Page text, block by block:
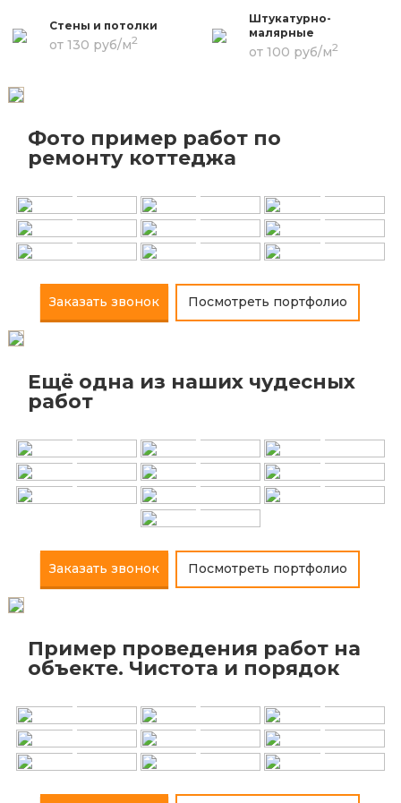
Стены и потолки
от 130 руб/м2
Штукатурно-
малярные
от 100 руб/м2
Фото пример работ по
ремонту коттеджа
+ + +
+ + +
+ + +
Заказать звонок Посмотреть портфолио
Ещё одна из наших чудесных
работ
+ + +
+ + +
+ + +
+
Заказать звонок Посмотреть портфолио
Пример проведения работ на
объекте. Чистота и порядок
+ + +
+ + +
+ + +